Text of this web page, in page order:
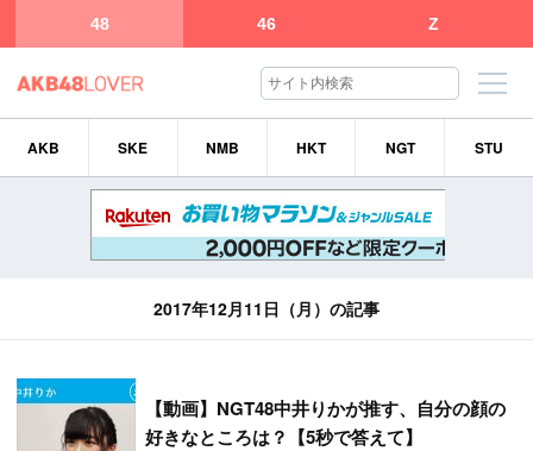
48 46 Z
AKB SKE NMB HKT NGT STU
2017年12月11日（月）の記事
【動画】NGT48中井りかが推す、自分の顔の
好きなところは？【5秒で答えて】